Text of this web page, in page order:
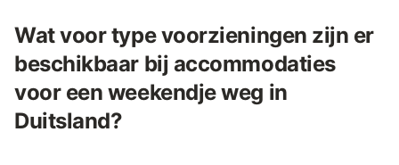
Wat voor type voorzieningen zijn er
beschikbaar bij accommodaties
voor een weekendje weg in
Duitsland?